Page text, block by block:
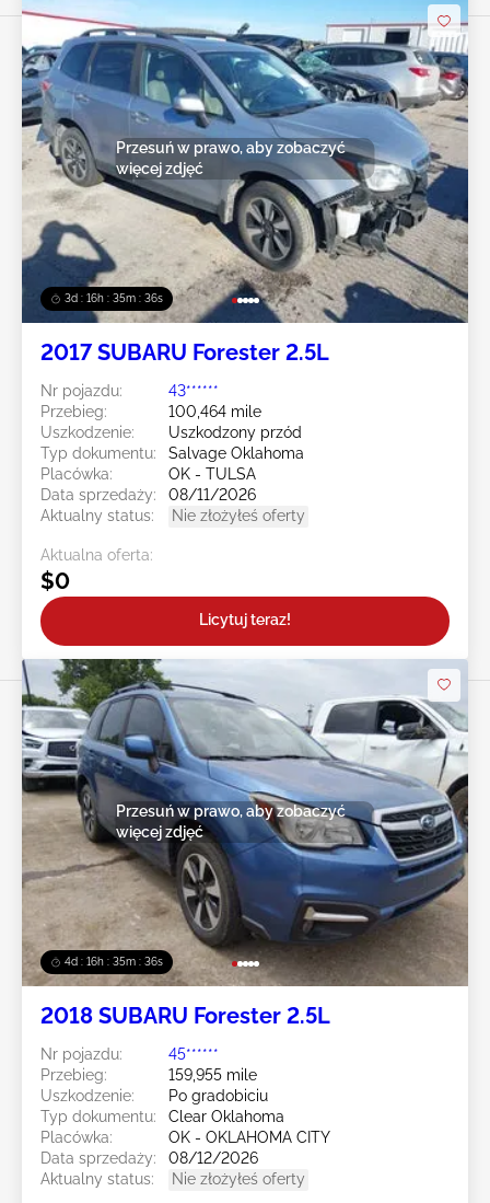
3d : 16h : 35m : 33s
Przesuń w prawo, aby zobaczyć
więcej zdjęć
2017 SUBARU Forester 2.5L
Nr pojazdu:
43******
Przebieg:
100,464 mile
Uszkodzenie:
Uszkodzony przód
Typ dokumentu:
Salvage Oklahoma
Placówka:
OK - TULSA
Data sprzedaży:
08/11/2026
Aktualny status:
Nie złożyłeś oferty
Aktualna oferta:
$0
Licytuj teraz!
4d : 16h : 35m : 33s
Przesuń w prawo, aby zobaczyć
więcej zdjęć
2018 SUBARU Forester 2.5L
Nr pojazdu:
45******
Przebieg:
159,955 mile
Uszkodzenie:
Po gradobiciu
Typ dokumentu:
Clear Oklahoma
Placówka:
OK - OKLAHOMA CITY
Data sprzedaży:
08/12/2026
Aktualny status:
Nie złożyłeś oferty